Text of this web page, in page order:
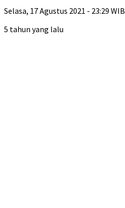
Selasa, 17 Agustus 2021 - 23:29 WIB
5 tahun yang lalu